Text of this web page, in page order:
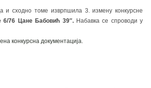
и сходно томе изврпшила 3. измену конкурсне
6/76 Цане Бабовић 39″.Набавка се спроводи у
конкурсна документација.